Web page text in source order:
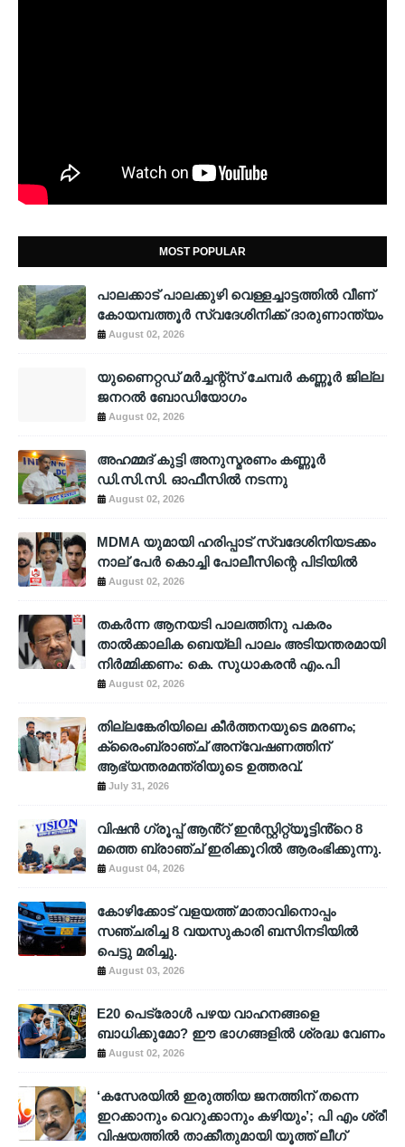
MOST POPULAR
പാലക്കാട് പാലക്കുഴി വെള്ളച്ചാട്ടത്തില്‍ വീണ്
കോയമ്പത്തൂര്‍ സ്വദേശിനിക്ക് ദാരുണാന്ത്യം
August 02, 2026
യുണൈറ്റഡ് മർച്ചന്റ്സ് ചേമ്പർ കണ്ണൂർ ജില്ല
ജനറൽ ബോഡിയോഗം
August 02, 2026
അഹമ്മദ് കുട്ടി അനുസ്മരണം കണ്ണൂർ
ഡി.സി.സി. ഓഫീസിൽ നടന്നു
August 02, 2026
MDMA യുമായി ഹരിപ്പാട് സ്വദേശിനിയടക്കം
നാല് പേർ കൊച്ചി പോലീസിന്റെ പിടിയിൽ
August 02, 2026
തകർന്ന ആനയടി പാലത്തിനു പകരം
താൽക്കാലിക ബെയ്‌ലി പാലം അടിയന്തരമായി
നിർമ്മിക്കണം: കെ. സുധാകരൻ എം.പി
August 02, 2026
തില്ലങ്കേരിയിലെ കീർത്തനയുടെ മരണം;
ക്രൈംബ്രാഞ്ച് അന്വേഷണത്തിന്
ആഭ്യന്തരമന്ത്രിയുടെ ഉത്തരവ്.
July 31, 2026
വിഷൻ ഗ്രൂപ്പ് ആൻ്റ് ഇൻസ്റ്റിറ്റ്യൂട്ടിൻ്റെ 8
മത്തെ ബ്രാഞ്ച് ഇരിക്കൂറിൽ ആരംഭിക്കുന്നു.
August 04, 2026
കോഴിക്കോട് വളയത്ത് മാതാവിനൊപ്പം
സഞ്ചരിച്ച 8 വയസുകാരി ബസിനടിയിൽ
പെട്ടു മരിച്ചു.
August 03, 2026
E20 പെട്രോൾ പഴയ വാഹനങ്ങളെ
ബാധിക്കുമോ? ഈ ഭാഗങ്ങളിൽ ശ്രദ്ധ വേണം
August 02, 2026
‘കസേരയിൽ ഇരുത്തിയ ജനത്തിന് തന്നെ
ഇറക്കാനും വെറുക്കാനും കഴിയും’; പി എം ശ്രീ
വിഷയത്തിൽ താക്കീതുമായി യൂത്ത് ലീഗ്